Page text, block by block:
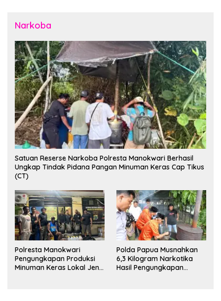
Narkoba
Satuan Reserse Narkoba Polresta Manokwari Berhasil
Ungkap Tindak Pidana Pangan Minuman Keras Cap Tikus
(CT)
Polresta Manokwari
Pengungkapan Produksi
Minuman Keras Lokal Jenis
Polda Papua Musnahkan
6,3 Kilogram Narkotika
Hasil Pengungkapan